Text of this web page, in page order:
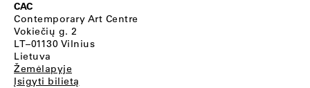
CAC
Contemporary Art Centre
Vokiečių g. 2
LT–01130 Vilnius
Lietuva
Žemėlapyje
Įsigyti bilietą